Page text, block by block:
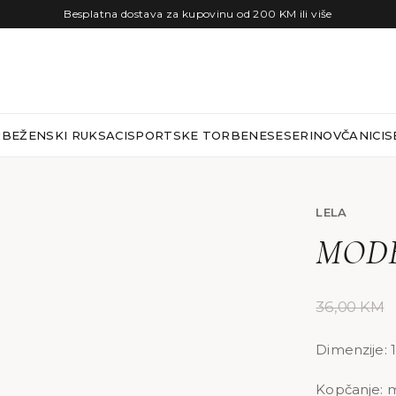
Besplatna dostava za kupovinu od 200 KM ili više
ŽENSKI RUKSACISPORTSKE TORBENESESERINOVČANICI
LELA
36,00KM
Dimenzije:
Kopčanje: